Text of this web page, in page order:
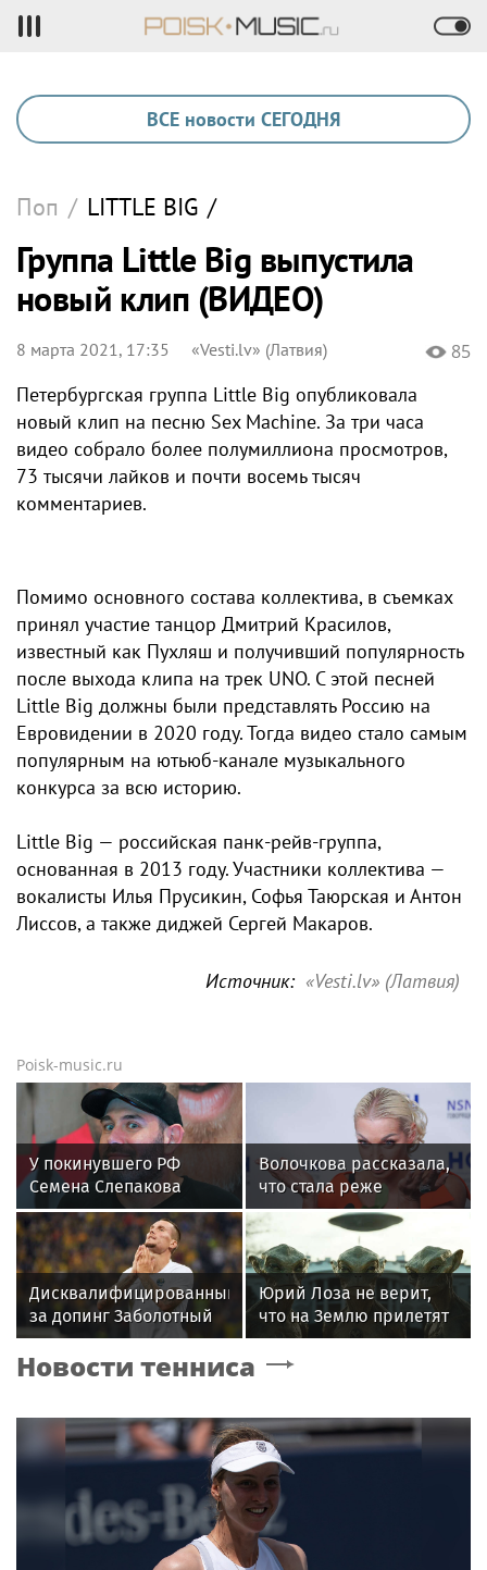
ВСЕ новости СЕГОДНЯ
Поп / LITTLE BIG /
Группа Little Big выпустила
новый клип (ВИДЕО)
8 марта 2021, 17:35 «Vesti.lv» (Латвия) 85
Петербургская группа Little Big опубликовала
новый клип на песню Sex Machine. За три часа
видео собрало более полумиллиона просмотров,
73 тысячи лайков и почти восемь тысяч
комментариев.
Помимо основного состава коллектива, в съемках
принял участие танцор Дмитрий Красилов,
известный как Пухляш и получивший популярность
после выхода клипа на трек UNO. С этой песней
Little Big должны были представлять Россию на
Евровидении в 2020 году. Тогда видео стало самым
популярным на ютьюб-канале музыкального
конкурса за всю историю.
Little Big — российская панк-рейв-группа,
основанная в 2013 году. Участники коллектива —
вокалисты Илья Прусикин, Софья Таюрская и Антон
Лиссов, а также диджей Сергей Макаров.
Источник: «Vesti.lv» (Латвия)
Poisk-music.ru
У покинувшего РФ
Семена Слепакова
нашли еще две
квартиры в Москве
Волочкова рассказала,
что стала реже
показывать шпагаты
из-за операции на ноге
Дисквалифицированный
за допинг Заболотный
подписал контракт с
клубом Басты
Юрий Лоза не верит,
что на Землю прилетят
инопланетяне
Новости тенниса